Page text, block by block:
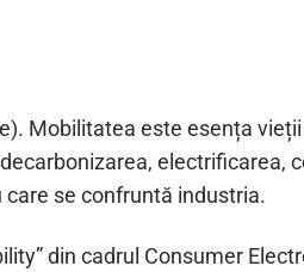
Mobilitatea este esența
electrificarea,
se confruntă industria.
din cadrul Consumer